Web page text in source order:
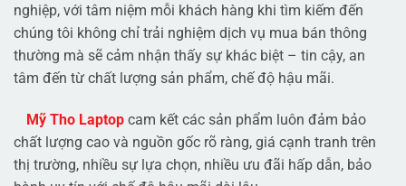
nghiệp, với tâm niệm mỗi khách hàng khi tìm kiếm đến
chúng tôi không chỉ trải nghiệm dịch vụ mua bán thông
thường mà sẽ cảm nhận thấy sự khác biệt – tin cậy, an
tâm đến từ chất lượng sản phẩm, chế độ hậu mãi.
Mỹ Tho Laptop cam kết các sản phẩm luôn đảm bảo
chất lượng cao và nguồn gốc rõ ràng, giá cạnh tranh trên
thị trường, nhiều sự lựa chọn, nhiều ưu đãi hấp dẫn, bảo